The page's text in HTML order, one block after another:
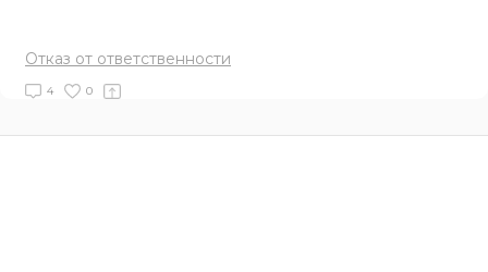
Отказ от ответственности
4 0